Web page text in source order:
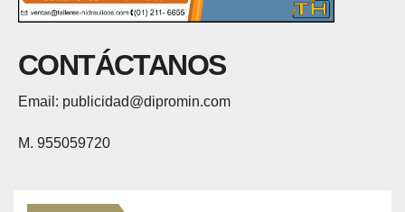
CONTÁCTANOS
Email: publicidad@dipromin.com
M. 955059720